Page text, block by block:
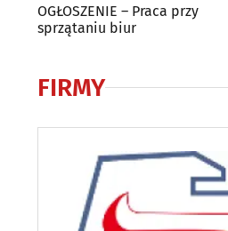
OGŁOSZENIE – Praca przy
sprzątaniu biur
FIRMY